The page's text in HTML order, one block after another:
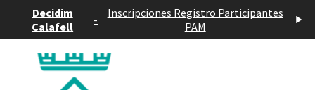
Decidim
Calafell
-
Inscripciones Registro Participantes
PAM